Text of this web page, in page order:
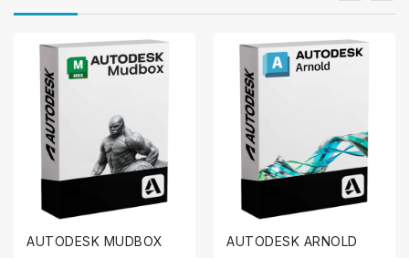
AUTODESK MUDBOX AUTODESK ARNOLD